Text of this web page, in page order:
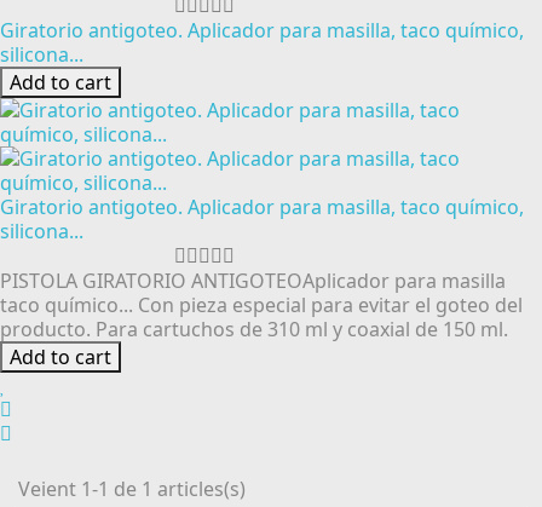
Giratorio antigoteo. Aplicador para masilla, taco químico,
silicona...
Add to cart
Giratorio antigoteo. Aplicador para masilla, taco químico,
silicona...
PISTOLA GIRATORIO ANTIGOTEOAplicador para masilla
taco químico... Con pieza especial para evitar el goteo del
producto. Para cartuchos de 310 ml y coaxial de 150 ml.
Add to cart
Veient 1-1 de 1 articles(s)